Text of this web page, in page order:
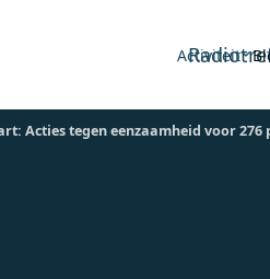
Activiteit
Acties tegen eenzaamheid voor 276